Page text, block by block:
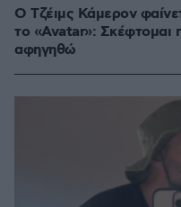
Ο Τζέιμς Κάμερον
το «Avatar»: Σκέφτομαι
αφηγηθώ